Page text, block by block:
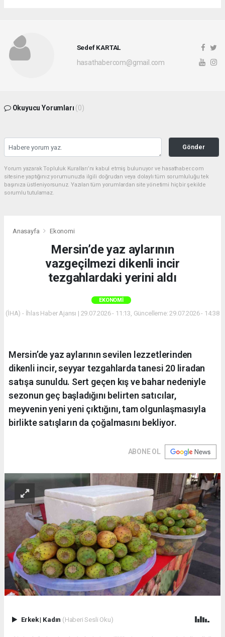
Sedef KARTAL
hasathabercom@gmail.com
Okuyucu Yorumları (0)
Gönder
Yorum yazarak Topluluk Kuralları’nı kabul etmiş bulunuyor ve hasathaber.com
sitesine yaptığınız yorumunuzla ilgili doğrudan veya dolaylı tüm sorumluluğu tek
başınıza üstleniyorsunuz. Yazılan tüm yorumlardan site yönetimi hiçbir şekilde
sorumlu tutulamaz.
Anasayfa Ekonomi
Mersin’de yaz aylarının
vazgeçilmezi dikenli incir
tezgahlardaki yerini aldı
EKONOMI
(İHA) - İhlas Haber Ajansı | 29.07.2026 - 11:13, Güncelleme: 29.07.2026 - 14:38
Mersin’de yaz aylarının sevilen lezzetlerinden
dikenli incir, seyyar tezgahlarda tanesi 20 liradan
satışa sunuldu. Sert geçen kış ve bahar nedeniyle
sezonun geç başladığını belirten satıcılar,
meyvenin yeni yeni çıktığını, tam olgunlaşmasıyla
birlikte satışların da çoğalmasını bekliyor.
ABONE OL
Erkek| Kadın (Haberi Sesli Oku)